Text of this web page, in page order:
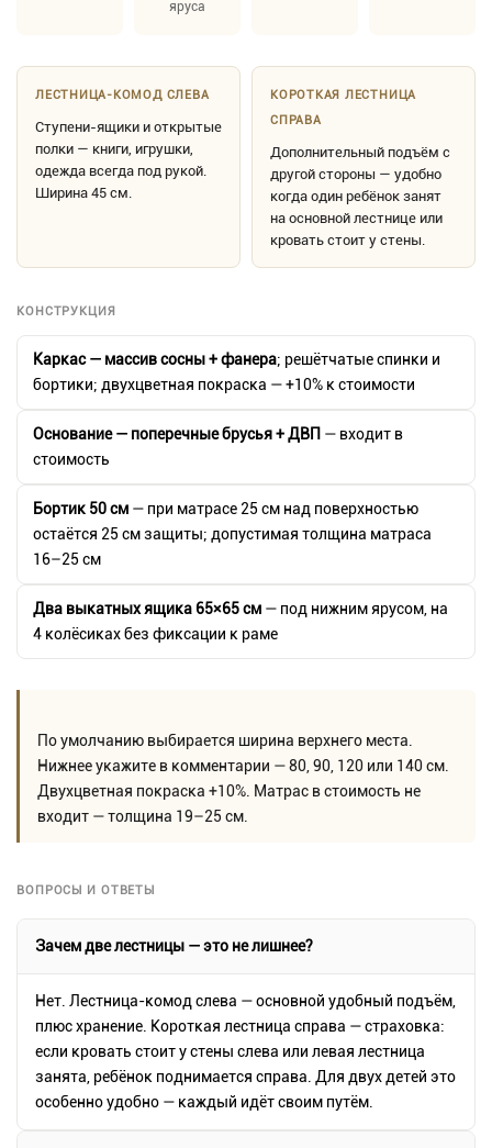
яруса
ЛЕСТНИЦА-КОМОД СЛЕВА
Ступени-ящики и открытые
полки — книги, игрушки,
одежда всегда под рукой.
Ширина 45 см.
КОРОТКАЯ ЛЕСТНИЦА
СПРАВА
Дополнительный подъём с
другой стороны — удобно
когда один ребёнок занят
на основной лестнице или
кровать стоит у стены.
КОНСТРУКЦИЯ
Каркас — массив сосны + фанера; решётчатые спинки и
бортики; двухцветная покраска — +10% к стоимости
Основание — поперечные брусья + ДВП — входит в
стоимость
Бортик 50 см — при матрасе 25 см над поверхностью
остаётся 25 см защиты; допустимая толщина матраса
16–25 см
Два выкатных ящика 65×65 см — под нижним ярусом, на
4 колёсиках без фиксации к раме
По умолчанию выбирается ширина верхнего места.
Нижнее укажите в комментарии — 80, 90, 120 или 140 см.
Двухцветная покраска +10%. Матрас в стоимость не
входит — толщина 19–25 см.
ВОПРОСЫ И ОТВЕТЫ
Зачем две лестницы — это не лишнее?
Нет. Лестница-комод слева — основной удобный подъём,
плюс хранение. Короткая лестница справа — страховка:
если кровать стоит у стены слева или левая лестница
занята, ребёнок поднимается справа. Для двух детей это
особенно удобно — каждый идёт своим путём.